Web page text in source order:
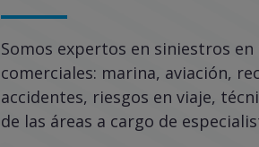
Somos expertos en siniestros
comerciales: marina, aviación,
accidentes, riesgos en viaje,
de las áreas a cargo de